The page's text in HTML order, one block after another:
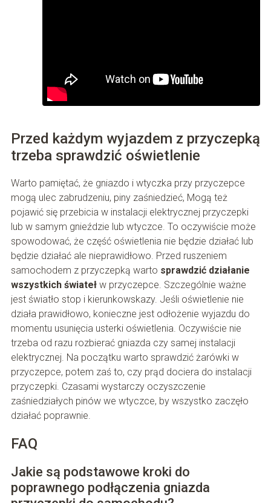
Przed każdym wyjazdem z przyczepką
trzeba sprawdzić oświetlenie
Warto pamiętać, że gniazdo i wtyczka przy przyczepce
mogą ulec zabrudzeniu, piny zaśniedzieć, Mogą też
pojawić się przebicia w instalacji elektrycznej przyczepki
lub w samym gnieździe lub wtyczce. To oczywiście może
spowodować, że część oświetlenia nie będzie działać lub
będzie działać ale nieprawidłowo. Przed ruszeniem
samochodem z przyczepką warto sprawdzić działanie
wszystkich świateł w przyczepce. Szczególnie ważne
jest światło stop i kierunkowskazy. Jeśli oświetlenie nie
działa prawidłowo, konieczne jest odłożenie wyjazdu do
momentu usunięcia usterki oświetlenia. Oczywiście nie
trzeba od razu rozbierać gniazda czy samej instalacji
elektrycznej. Na początku warto sprawdzić żarówki w
przyczepce, potem zaś to, czy prąd dociera do instalacji
przyczepki. Czasami wystarczy oczyszczenie
zaśniedziałych pinów we wtyczce, by wszystko zaczęło
działać poprawnie.
FAQ
Jakie są podstawowe kroki do
poprawnego podłączenia gniazda